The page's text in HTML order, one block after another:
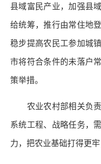
县域富民产业，加强县
给统筹，推行由常住地
稳步提高农民工参加城
市将符合条件的未落户
策举措。
农业农村部相关负责
系统工程、战略任务，
力，把农业基础打得更牢